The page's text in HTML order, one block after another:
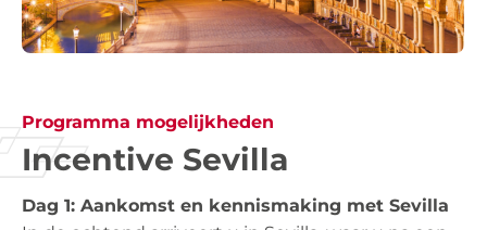
Programma mogelijkheden
Incentive Sevilla
Dag 1: Aankomst en kennismaking met Sevilla